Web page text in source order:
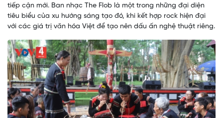
tiếp cận mới. Ban nhạc The Flob là một trong những đại diện
tiêu biểu của xu hướng sáng tạo đó, khi kết hợp rock hiện đại
với các giá trị văn hóa Việt để tạo nên dấu ấn nghệ thuật riêng.